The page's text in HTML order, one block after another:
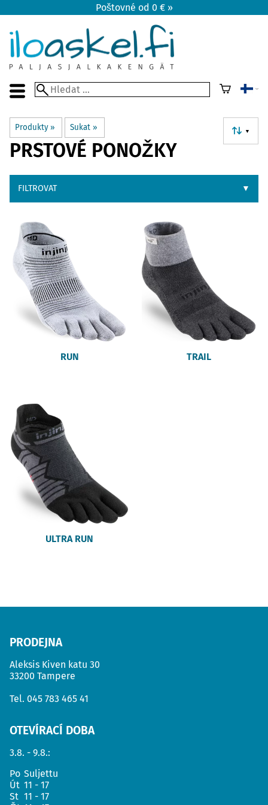
Poštovné od 0 € »
Produkty ‪» Sukat ‪» ▼
PRSTOVÉ PONOŽKY
FILTROVAT ▼
RUN TRAIL
ULTRA RUN
PRODEJNA
Aleksis Kiven katu 30
33200 Tampere
Tel. 045 783 465 41
OTEVÍRACÍ DOBA
3.8. - 9.8.:
Po Suljettu
Út 11 - 17
St 11 - 17